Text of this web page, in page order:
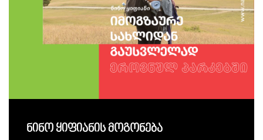
ნინო ყიფიანის მოგონება